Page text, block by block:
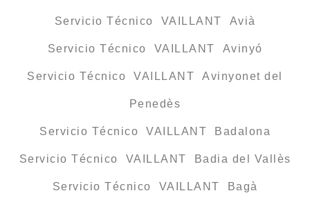
Servicio Técnico VAILLANT Avià
Servicio Técnico VAILLANT Avinyó
Servicio Técnico VAILLANT Avinyonet del
Penedès
Servicio Técnico VAILLANT Badalona
Servicio Técnico VAILLANT Badia del Vallès
Servicio Técnico VAILLANT Bagà